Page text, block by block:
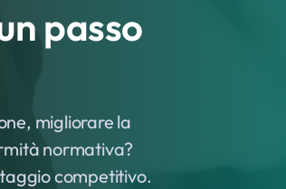
passo
migliorare la
normativa?
competitivo.